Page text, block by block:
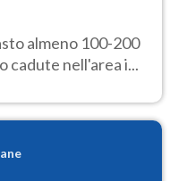
almeno 100-200
cadute nell'area i...